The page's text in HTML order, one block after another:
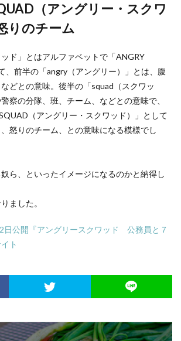
（アングリー・スクワ
りのチーム
ッド」とはアルファベットで「ANGRY
、前半の「angry（アングリー）」とは、腹
どとの意味。後半の「squad（スクワッ
察の分隊、班、チーム、などとの意味で、
（アングリー・スクワッド）」として
怒りのチーム、との意味になる模様でし
ら、といったイメージになるのかと納得し
ました。
日公開『アングリースクワッド 公務員と７
ト